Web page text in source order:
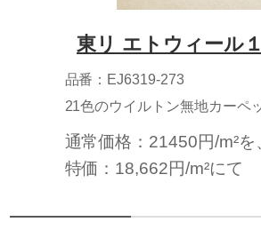
東リ エトウィール
品番：EJ6319-273
21色のウイルトン無地カーペ
通常価格：21450円/m²を
特価：18,662円/m²にて